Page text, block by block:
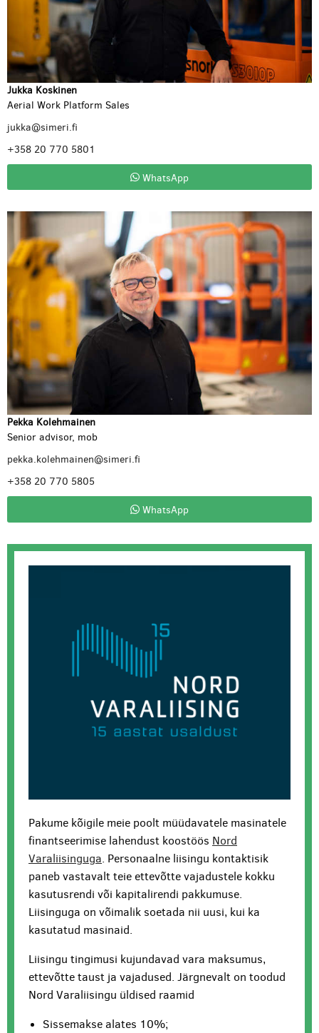
Jukka Koskinen
Aerial Work Platform Sales
jukka@simeri.fi
+358 20 770 5801
WhatsApp
Pekka Kolehmainen
Senior advisor, mob
pekka.kolehmainen@simeri.fi
+358 20 770 5805
WhatsApp
Pakume kõigile meie poolt müüdavatele masinatele
finantseerimise lahendust koostöös Nord
Varaliisinguga. Personaalne liisingu kontaktisik
paneb vastavalt teie ettevõtte vajadustele kokku
kasutusrendi või kapitalirendi pakkumuse.
Liisinguga on võimalik soetada nii uusi, kui ka
kasutatud masinaid.
Liisingu tingimusi kujundavad vara maksumus,
ettevõtte taust ja vajadused. Järgnevalt on toodud
Nord Varaliisingu üldised raamid
Sissemakse alates 10%;